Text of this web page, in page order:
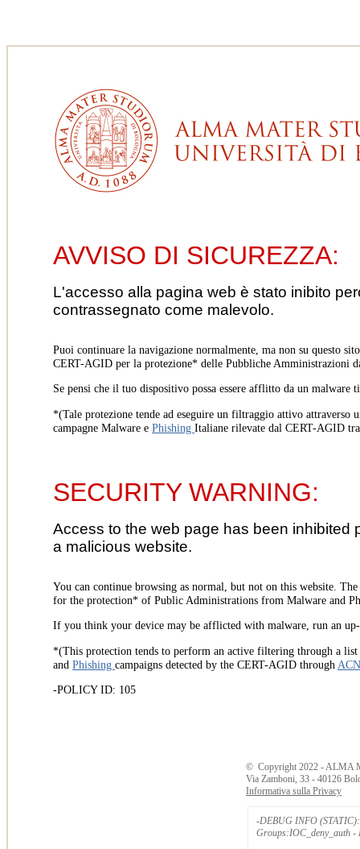
AVVISO DI SICUREZZA:
L'accesso alla pagina web è stato inibito
contrassegnato come malevolo.
Puoi continuare la navigazione normalmente, ma non su questo
CERT-AGID per la protezione* delle Pubbliche Amministrazioni
Se pensi che il tuo dispositivo possa essere afflitto da un
*(Tale protezione tende ad eseguire un filtraggio attivo
campagne Malware e Phishing Italiane rilevate dal CERT-AGID
SECURITY WARNING:
Access to the web page has been
a malicious website.
You can continue browsing as normal, but not on this website.
for the protection* of Public Administrations from Malware and
If you think your device may be afflicted with malware, run an
*(This protection tends to perform an active filtering through a
and Phishing campaigns detected by the CERT-AGID through
-POLICY ID: 105
© Copyright 2022 - ALMA
Via Zamboni, 33 - 40126
Informativa sulla Privacy
-DEBUG INFO (STATIC):
Groups:IOC_deny_auth -